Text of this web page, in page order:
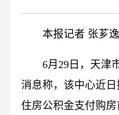
本报记者 张芗逸
6月29日，天津
消息称，该中心近
住房公积金支付购房